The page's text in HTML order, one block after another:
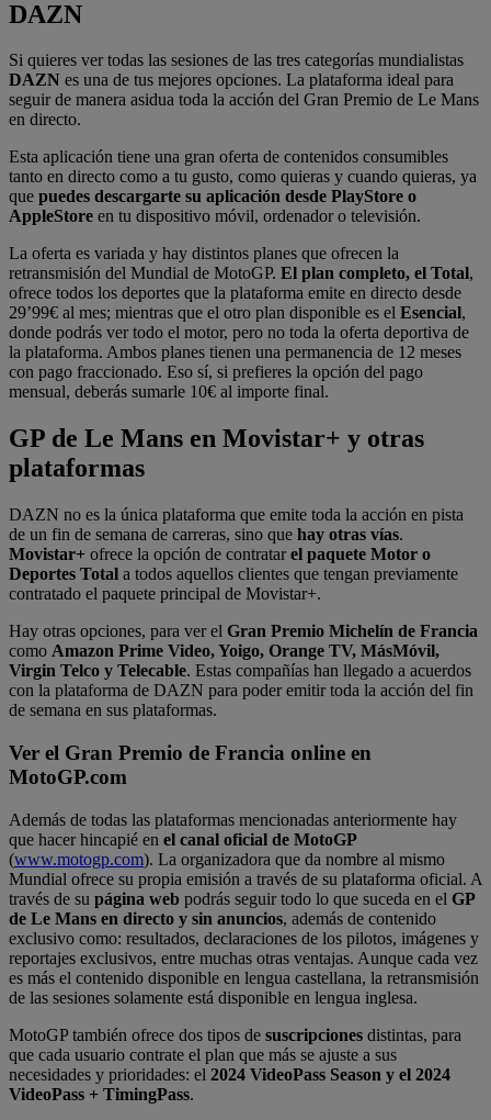
DAZN
Si quieres ver todas las sesiones de las tres categorías mundialistas
DAZN es una de tus mejores opciones. La plataforma ideal para
seguir de manera asidua toda la acción del Gran Premio de Le Mans
en directo.
Esta aplicación tiene una gran oferta de contenidos consumibles
tanto en directo como a tu gusto, como quieras y cuando quieras, ya
que puedes descargarte su aplicación desde PlayStore o
AppleStore en tu dispositivo móvil, ordenador o televisión.
La oferta es variada y hay distintos planes que ofrecen la
retransmisión del Mundial de MotoGP. El plan completo, el Total,
ofrece todos los deportes que la plataforma emite en directo desde
29’99€ al mes; mientras que el otro plan disponible es el Esencial,
donde podrás ver todo el motor, pero no toda la oferta deportiva de
la plataforma. Ambos planes tienen una permanencia de 12 meses
con pago fraccionado. Eso sí, si prefieres la opción del pago
mensual, deberás sumarle 10€ al importe final.
GP de Le Mans en Movistar+ y otras
plataformas
DAZN no es la única plataforma que emite toda la acción en pista
de un fin de semana de carreras, sino que hay otras vías.
Movistar+ ofrece la opción de contratarel paquete Motor o
Deportes Total a todos aquellos clientes que tengan previamente
contratado el paquete principal de Movistar+.
Hay otras opciones, para ver el Gran Premio Michelín de Francia
como Amazon Prime Video, Yoigo, Orange TV, MásMóvil,
Virgin Telco y Telecable. Estas compañías han llegado a acuerdos
con la plataforma de DAZN para poder emitir toda la acción del fin
de semana en sus plataformas.
Ver el Gran Premio de Francia online en
MotoGP.com
Además de todas las plataformas mencionadas anteriormente hay
que hacer hincapié en el canal oficial de MotoGP
(www.motogp.com). La organizadora que da nombre al mismo
Mundial ofrece su propia emisión a través de su plataforma oficial. A
través de su página web podrás seguir todo lo que suceda en el GP
de Le Mans en directo y sin anuncios, además de contenido
exclusivo como: resultados, declaraciones de los pilotos, imágenes y
reportajes exclusivos, entre muchas otras ventajas. Aunque cada vez
es más el contenido disponible en lengua castellana, la retransmisión
de las sesiones solamente está disponible en lengua inglesa.
MotoGP también ofrece dos tipos de suscripciones distintas, para
que cada usuario contrate el plan que más se ajuste a sus
necesidades y prioridades: el 2024 VideoPass Season y el 2024
VideoPass + TimingPass.